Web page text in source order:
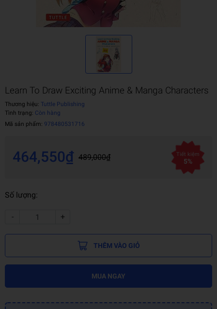
Learn To Draw Exciting Anime & Manga Characters
Thương hiệu: Tuttle Publishing
Tình trạng: Còn hàng
Mã sản phẩm: 978480531716
464,550₫ 489,000₫ Tiết kiệm
5%
Số lượng:
- +
THÊM VÀO GIỎ
MUA NGAY